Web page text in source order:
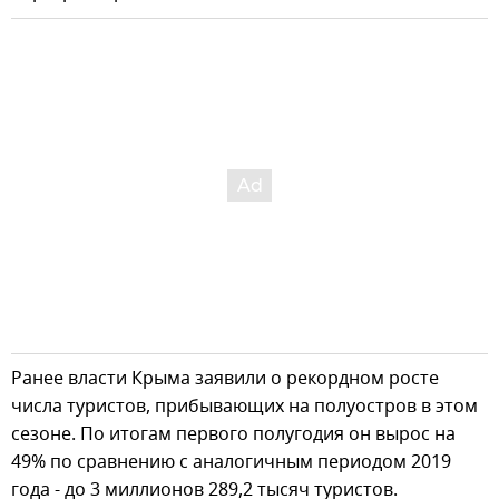
Ранее власти Крыма заявили о рекордном росте
числа туристов, прибывающих на полуостров в этом
сезоне. По итогам первого полугодия он вырос на
49% по сравнению с аналогичным периодом 2019
года - до 3 миллионов 289,2 тысяч туристов.